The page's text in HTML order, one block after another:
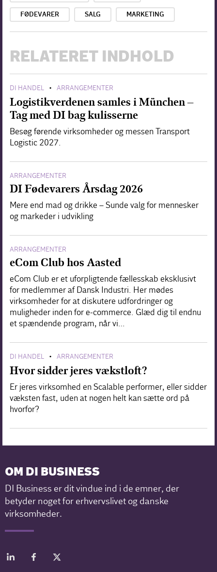
FØDEVARER SALG MARKETING
RELATERET INDHOLD
DI HANDEL • ARRANGEMENTER
Logistikverdenen samles i München –
Tag med DI bag kulisserne
Besøg førende virksomheder og messen Transport
Logistic 2027.
ARRANGEMENTER
DI Fødevarers Årsdag 2026
Mere end mad og drikke – Sunde valg for mennesker
og markeder i udvikling
ARRANGEMENTER
eCom Club hos Aasted
eCom Club er et uforpligtende fællesskab eksklusivt
for medlemmer af Dansk Industri. Her mødes
virksomheder for at diskutere udfordringer og
muligheder inden for e-commerce. Glæd dig til endnu
et spændende program, når vi…
DI HANDEL • ARRANGEMENTER
Hvor sidder jeres vækstloft?
Er jeres virksomhed en Scalable performer, eller sidder
væksten fast, uden at nogen helt kan sætte ord på
hvorfor?
OM DI BUSINESS
DI Business er dit vindue ind i de emner, der
betyder noget for erhvervslivet og danske
virksomheder.